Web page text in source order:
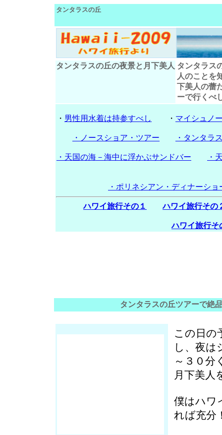
タンタラスの丘
タンタラスの丘の夜景と月下美人 タンタラス
人のことを
下美人の蕾
ーで行くべ
・ 男性用水着は持参すべし ・ マイシュノ
・ノースショア・ツアー ・タンタラ
・天国の海－海中に浮かぶサンドバー ・
・ポリネシアン・ディナーショ
ハワイ旅行その１ ハワイ旅行その
ハワイ旅行そ
タンタラスの丘ツアーで絶
この日の
し、夜は
～３０分
月下美人
僕はハワ
れば充分